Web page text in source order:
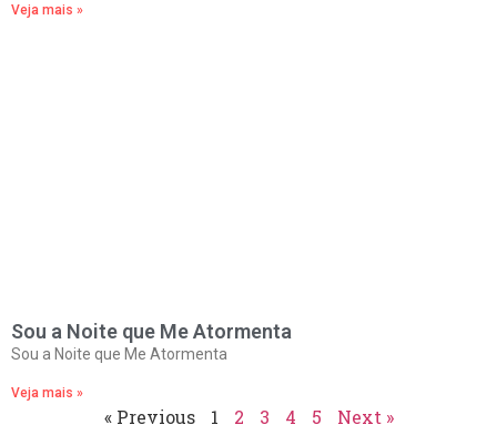
Veja mais »
Sou a Noite que Me Atormenta
Sou a Noite que Me Atormenta
Veja mais »
« Previous 1 2 3 4 5 Next »